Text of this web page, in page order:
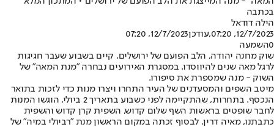
בכתבה
הילה דודאל
12/7/2023, 07:20
,עודכן12/7/2023, 07:20
0השמעה
שוק מחנה יהודה, הלב הפועם של ירושלים, קיים בשבוע שעבר חגיגות
לרגל מאה שנים להיווסדו. במסגרת האירועים נבחרה "מנת המאה" של
השוק - מנה שמספרת את סיפורו.
מיטב השפים והמסעדנים של העיר התחרו ויצרו מנות כדי לזכות בתואר
הנכסף. בתחרות, שהתקיימה לפני כשבוע בתאריך 2 ביולי, הוגשו המנות
לחבר שופטים בראשות השף שלום קדוש, השפית קרן קדוש והשפית
כתבתנו, מאיה דרין. לבסוף זכתה במקום הראשון מנת ״רביולי במיה״ של